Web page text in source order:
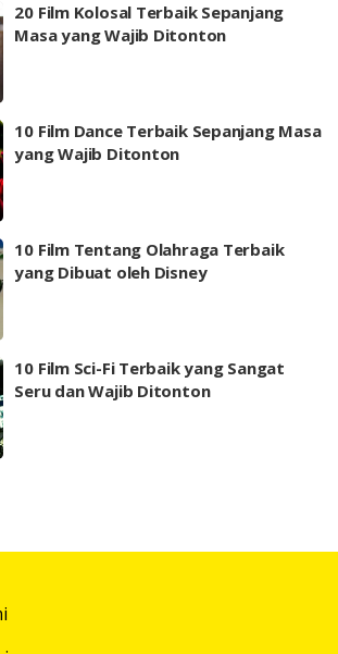
20 Film Kolosal Terbaik Sepanjang
Masa yang Wajib Ditonton
10 Film Dance Terbaik Sepanjang Masa
yang Wajib Ditonton
10 Film Tentang Olahraga Terbaik
yang Dibuat oleh Disney
10 Film Sci-Fi Terbaik yang Sangat
Seru dan Wajib Ditonton